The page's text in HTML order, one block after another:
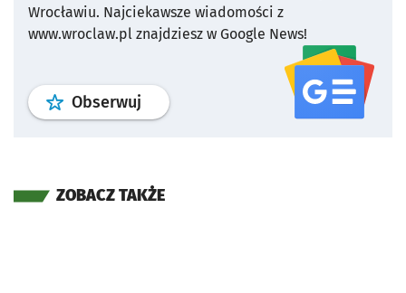
Wrocławiu. Najciekawsze wiadomości z
www.wroclaw.pl znajdziesz w Google News!
Obserwuj profil serwisu
ZOBACZ TAKŻE